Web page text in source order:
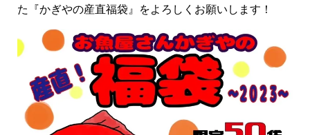
た『かぎやの産直福袋』をよろしくお願いします！